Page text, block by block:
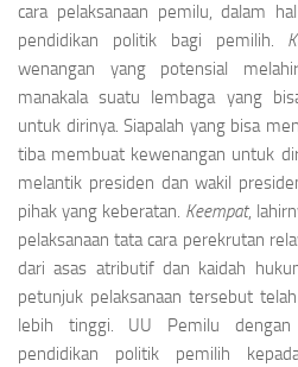
cara pelaksanaan pemilu, dalam
pendidikan politik bagi pemilih.
wenangan yang potensial
manakala suatu lembaga yang
untuk dirinya. Siapalah yang bisa
tiba membuat kewenangan untuk
melantik presiden dan wakil
pihak yang keberatan. Keempat,
pelaksanaan tata cara perekrutan
dari asas atributif dan kaidah
petunjuk pelaksanaan tersebut
lebih tinggi. UU Pemilu
pendidikan politik pemilih